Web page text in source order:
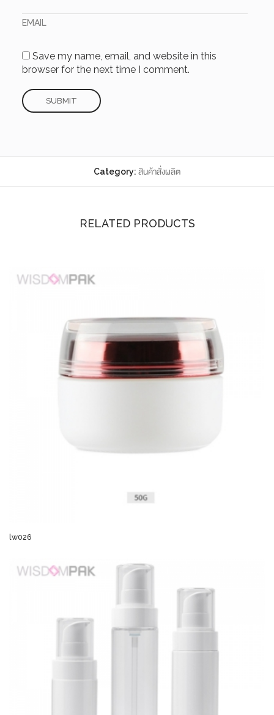
EMAIL
Save my name, email, and website in this
browser for the next time I comment.
Category: สินค้าสั่งผลิต
RELATED PRODUCTS
lw026